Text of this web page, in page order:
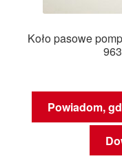
Koło pasowe
Powiadom,